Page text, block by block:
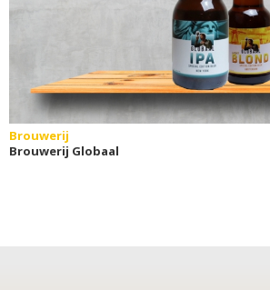
Brouwerij
Brouwerij Globaal